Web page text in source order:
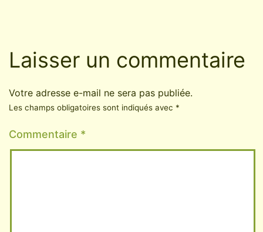
Laisser un commentaire
Votre adresse e-mail ne sera pas publiée.
Les champs obligatoires sont indiqués avec *
Commentaire *